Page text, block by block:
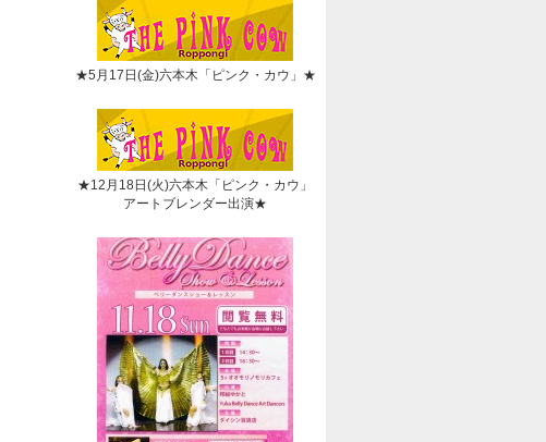
★5月17日(金)六本木「ピンク・カウ」★
★12月18日(火)六本木「ピンク・カウ」
アートブレンダー出演★